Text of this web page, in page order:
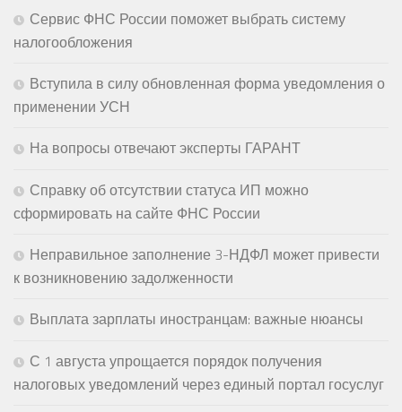
Сервис ФНС России поможет выбрать систему
налогообложения
Вступила в силу обновленная форма уведомления о
применении УСН
На вопросы отвечают эксперты ГАРАНТ
Справку об отсутствии статуса ИП можно
сформировать на сайте ФНС России
Неправильное заполнение 3-НДФЛ может привести
к возникновению задолженности
Выплата зарплаты иностранцам: важные нюансы
С 1 августа упрощается порядок получения
налоговых уведомлений через единый портал госуслуг